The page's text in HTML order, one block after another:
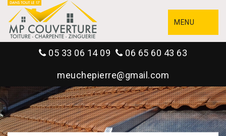
MENU
05 33 06 14 09 06 65 60 43 63
meuchepierre@gmail.com